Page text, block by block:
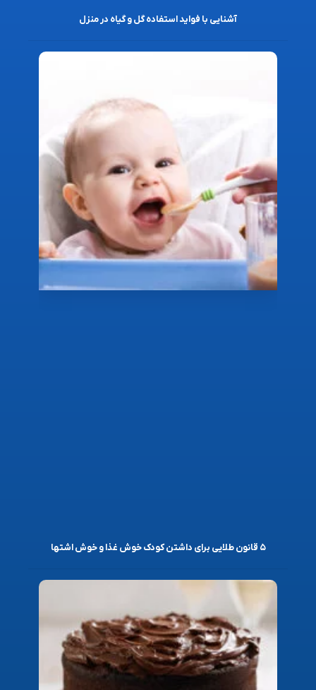
آشنایی با فواید استفاده گل و گیاه در منزل
۵ قانون طلایی برای داشتن کودک خوش غذا و خوش اشتها